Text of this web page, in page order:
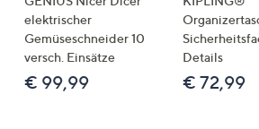
elektrischer
Gemüseschneider 10
versch. Einsätze
€ 99,99
Details
€ 72,99